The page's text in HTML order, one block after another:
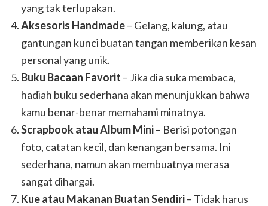
yang tak terlupakan.
Aksesoris Handmade– Gelang, kalung, atau
gantungan kunci buatan tangan memberikan kesan
personal yang unik.
Buku Bacaan Favorit – Jika dia suka membaca,
hadiah buku sederhana akan menunjukkan bahwa
kamu benar-benar memahami minatnya.
Scrapbook atau Album Mini– Berisi potongan
foto, catatan kecil, dan kenangan bersama. Ini
sederhana, namun akan membuatnya merasa
sangat dihargai.
Kue atau Makanan Buatan Sendiri– Tidak harus